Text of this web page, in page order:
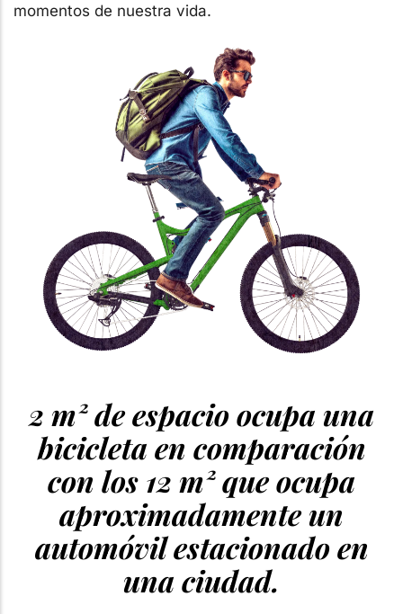
momentos de nuestra vida.
2 m² de espacio ocupa una
bicicleta en comparación
con los 12 m² que ocupa
aproximadamente un
automóvil estacionado en
una ciudad.